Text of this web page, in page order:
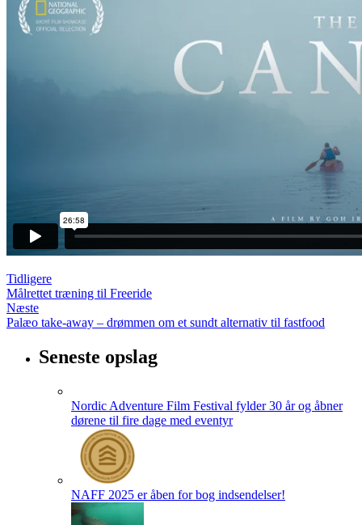
Tidligere
Målrettet træning til Freeride
Næste
Palæo take-away – drømmen om et sundt alternativ til fastfood
Seneste opslag
Nordic Adventure Film Festival fylder 30 år og åbner
dørene til fire dage med eventyr
NAFF 2025 er åben for bog indsendelser!